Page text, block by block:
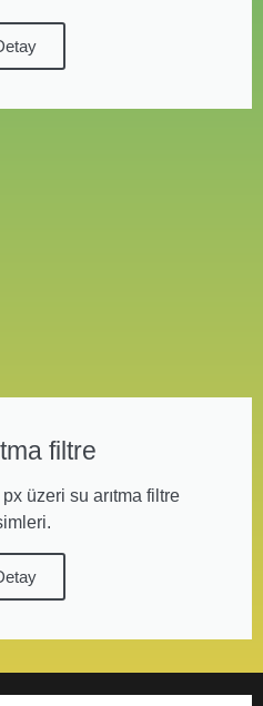
filtre
üzeri su arıtma filtre